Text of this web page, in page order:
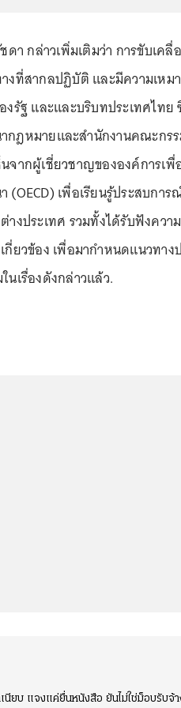
ดา กล่าวเพิ่มเติมว่า การขับเ
งที่สากลปฏิบัติ และมีความเห
งรัฐ และและบริบทประเทศไท
ฎหมายและสำนักงานคณะกร
จากผู้เชี่ยวชาญขององค์การเ
เพื่อเรียนรู้ประสบการ
างประเทศ รวมทั้งได้รับฟังคว
กี่ยวข้อง เพื่อมากำหนดแนวทา
นเรื่องดังกล่าวแล้ว.
ยบ แจงแค่ยื่นหนังสือ ยันไม่ใช่ม็อบรับจ้า